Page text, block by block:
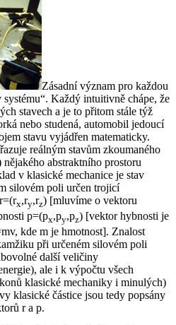
Zásadní význam pro každou
Každý intuitivně chápe, že
stavech a je to přitom stále týž
nebo studená, automobil jedoucí
stavu vyjádřen matematicky.
reálným stavům zkoumaného
abstraktního prostoru
v klasické mechanice je stav
silovém poli určen trojicí
r=(rx,ry,rz) [mluvíme o vektoru
p=(px,py,pz) [vektor hybnosti je
mv, kde m je hmotnost]. Znalost
při určeném silovém poli
další veličiny
ale i k výpočtu všech
klasické mechaniky i minulých)
klasické částice jsou tedy popsány
ra p.